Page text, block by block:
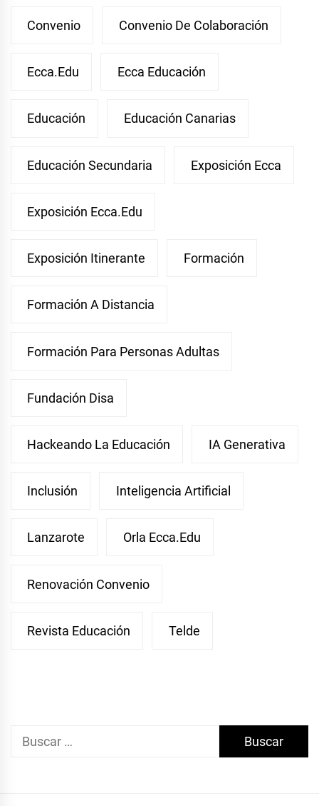
Convenio Convenio De Colaboración
Ecca.edu Ecca Educación
Educación Educación Canarias
Educación Secundaria Exposición Ecca
Exposición Ecca.edu
Exposición Itinerante Formación
Formación A Distancia
Formación Para Personas Adultas
Fundación Disa
Hackeando La Educación IA Generativa
Inclusión Inteligencia Artificial
Lanzarote Orla Ecca.edu
Renovación Convenio
Revista Educación Telde
Buscar: